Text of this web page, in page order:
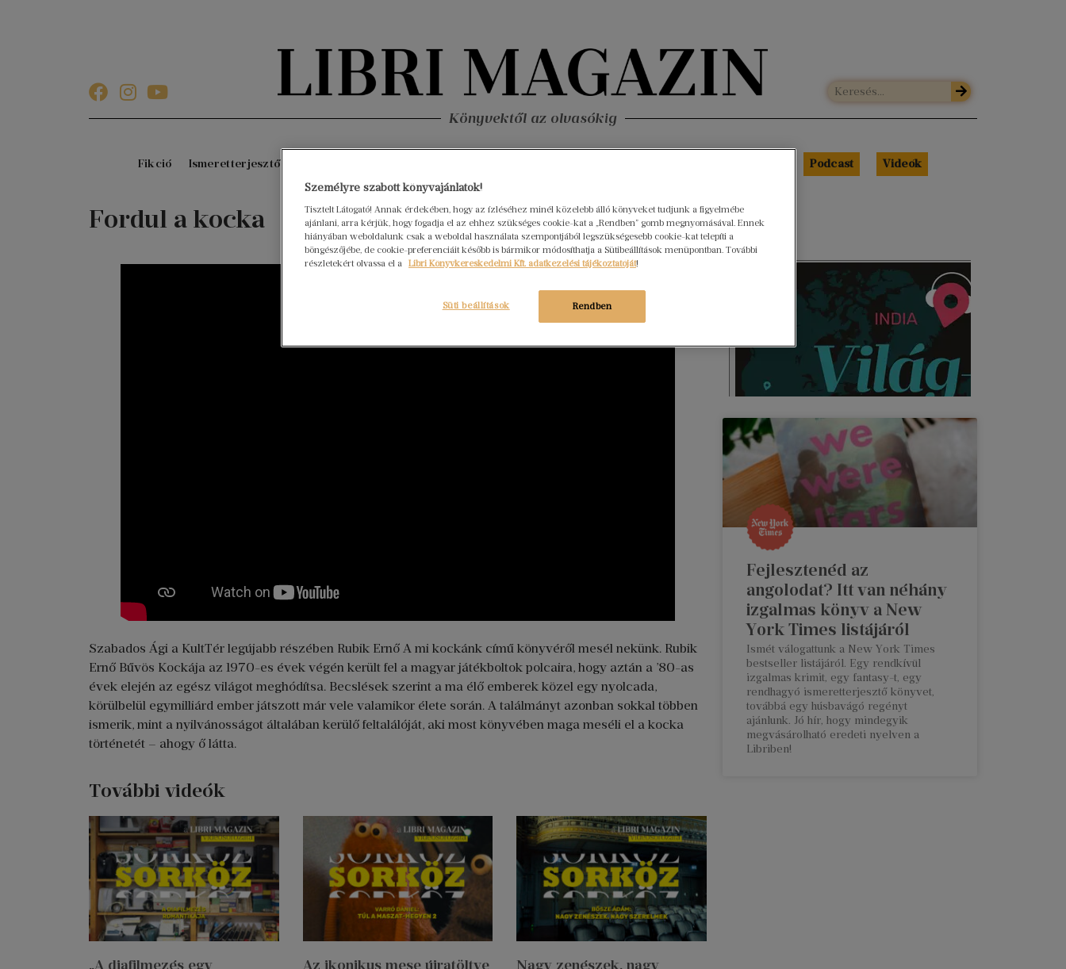
Könyvektől az olvasókig
Fikció Ismeretterjesztő Podcast Videók
Fordul a kocka
Szabados Ági a KultTér legújabb részében Rubik Ernő A mi kockánk című könyvéről mesél nekünk. Rubik
Ernő Bűvös Kockája az 1970-es évek végén került fel a magyar játékboltok polcaira, hogy aztán a ’80-as
évek elején az egész világot meghódítsa. Becslések szerint a ma élő emberek közel egy nyolcada,
körülbelül egymilliárd ember játszott már vele valamikor élete során. A találmányt azonban sokkal többen
ismerik, mint a nyilvánosságot általában kerülő feltalálóját, aki most könyvében maga meséli el a kocka
történetét – ahogy ő látta.
További videók
„A diafilmezés egy
Az ikonikus mese újratöltve
Nagy zenészek, nagy
LIBRI TREND
PODCAST
Fejlesztenéd az
angolodat? Itt van néhány
izgalmas könyv a New
York Times listájáról
Ismét válogattunk a New York Times
bestseller listájáról. Egy rendkívül
izgalmas krimit, egy fantasy-t, egy
rendhagyó ismeretterjesztő könyvet,
továbbá egy húsbavágó regényt
ajánlunk. Jó hír, hogy mindegyik
megvásárolható eredeti nyelven a
Libriben!
Személyre szabott könyvajánlatok!
Tisztelt Látogató! Annak érdekében, hogy az ízléséhez minél közelebb álló könyveket tudjunk a figyelmébe
ajánlani, arra kérjük, hogy fogadja el az ehhez szükséges cookie-kat a „Rendben” gomb megnyomásával. Ennek
hiányában weboldalunk csak a weboldal használata szempontjából legszükségesebb cookie-kat telepíti a
böngészőjébe, de cookie-preferenciáit később is bármikor módosíthatja a Sütibeállítások menüpontban. További
részletekért olvassa el a
Libri Könyvkereskedelmi Kft. adatkezelési tájékoztatóját!
Rendben
Süti beállítások